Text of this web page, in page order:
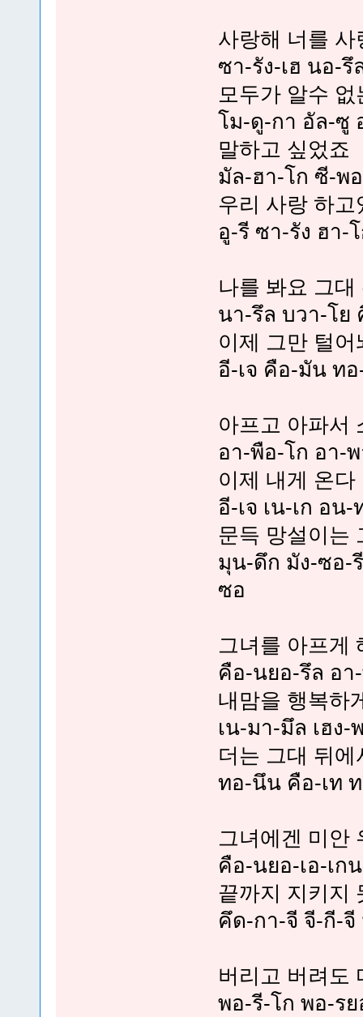
사랑해 너를 사
ซา-รัง-เฮ นอ-รึ
모두가 알수 없
โม-ดู-กา อัล-ซู
말하고 싶었죠
มัล-ฮา-โก ซี-พ
우리 사랑 하고
อู-รี ซา-รัง ฮา-
나를 봐요 그
นา-รึล บวา-โย
이제 그만 털
อี-เจ คือ-มัน ท
아프고 아파서
อา-พือ-โก อา-
이제 내게 온다
อี-เจ เน-เก อน
문득 망설이는
มุน-ดึก มัง-ซอ-
ซอ
그녀를 아프게
คือ-นยอ-รึล อา-
내맘을 행복하
เน-มา-มึล เฮง-
더는 그대 뒤
ทอ-นึน คือ-เท
그녀에겐 미안
คือ-นยอ-เอ-เก
끝까지 지키지
คึด-กา-จี จี-กี-จี
버리고 버려도
พอ-รี-โก พอ-ร